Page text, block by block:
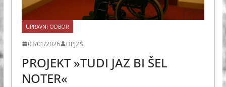
UPRAVNI ODBOR
03/01/2026 DPJZŠ
PROJEKT »TUDI JAZ BI ŠEL
NOTER«